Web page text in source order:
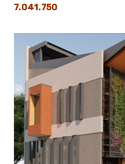
7.041.750